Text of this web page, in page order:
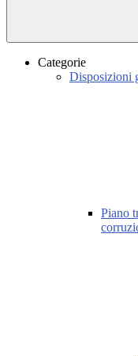
Categorie
Disposizioni
Piano